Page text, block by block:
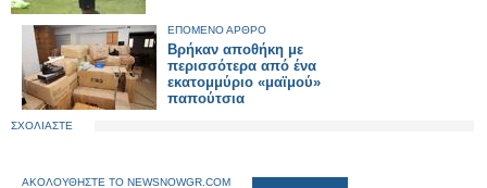
ΕΠΟΜΕΝΟ ΑΡΘΡΟ
Βρήκαν αποθήκη με
περισσότερα από ένα
εκατομμύριο «μαϊμού»
παπούτσια
ΣΧΟΛΙΑΣΤΕ
ΑΚΟΛΟΥΘΗΣΤΕ ΤΟ NEWSNOWGR.COM